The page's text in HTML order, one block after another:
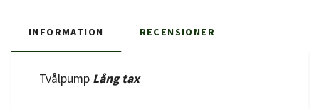
INFORMATION RECENSIONER
Tvålpump Lång tax